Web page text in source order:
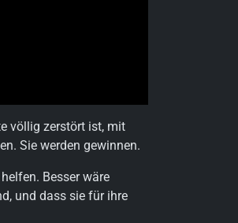
völlig zerstört ist, mit
Sie werden gewinnen.
Besser wäre
und dass sie für ihre